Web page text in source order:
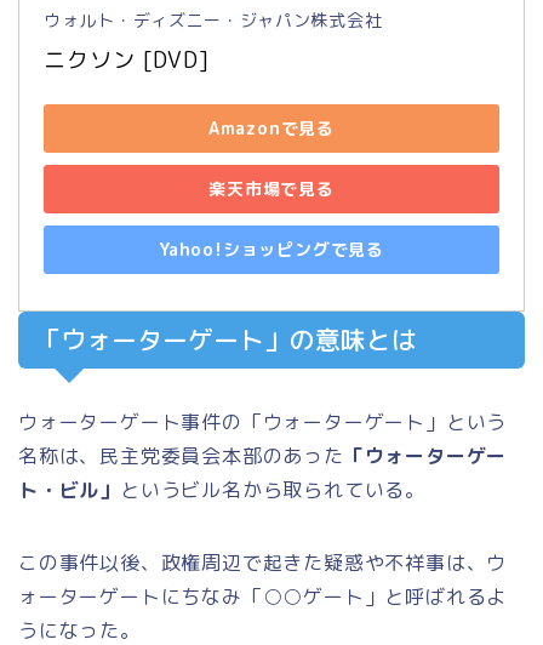
ウォルト・ディズニー・ジャパン株式会社
ニクソン [DVD]
Amazonで見る
楽天市場で見る
Yahoo!ショッピングで見る
「ウォーターゲート」の意味とは
ウォーターゲート事件の「ウォーターゲート」という
名称は、民主党委員会本部のあった 「ウォーターゲー
ト・ビル」 というビル名から取られている。
この事件以後、政権周辺で起きた疑惑や不祥事は、ウ
ォーターゲートにちなみ「○○ゲート」と呼ばれるよ
うになった。